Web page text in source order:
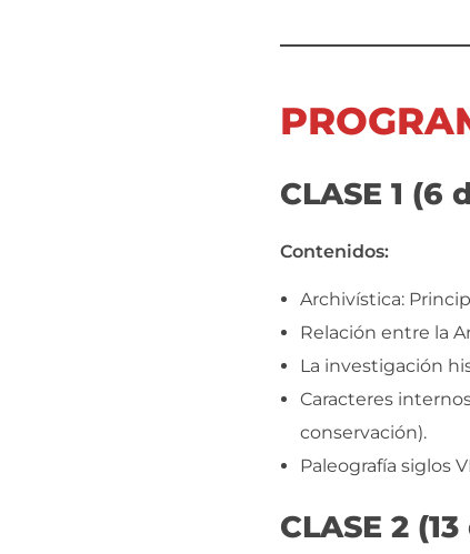
CLASE 1 (6
Contenidos:
Archivística:
Relación entre la
La investigación
Caracteres
conservación).
Paleografía siglos
CLASE 2